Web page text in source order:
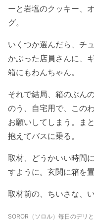
ーと岩塩のクッキー、
グ。
いくつか選んだら、チ
かぶった店員さんに、
箱にもわんちゃん。
それで結局、箱のぶん
のう、自宅用で、この
お願いしてしまう。ま
抱えてバスに乗る。
取材、どうかいい時間
すように。玄関に箱を
取材前の、ちいさな、
SOROR（ソロル）毎日のデリ